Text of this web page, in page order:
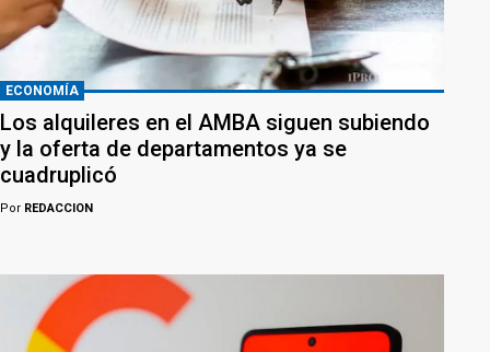
ECONOMÍA
Los alquileres en el AMBA siguen subiendo
y la oferta de departamentos ya se
cuadruplicó
Por REDACCION